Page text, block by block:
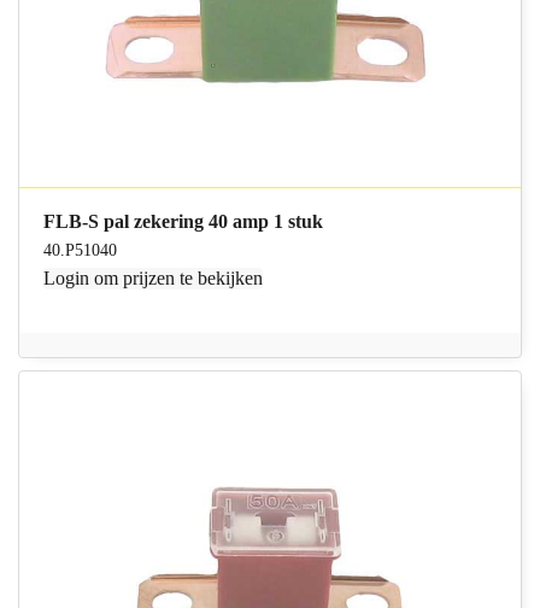
FLB-S pal zekering 40 amp 1 stuk
40.P51040
Login om prijzen te bekijken